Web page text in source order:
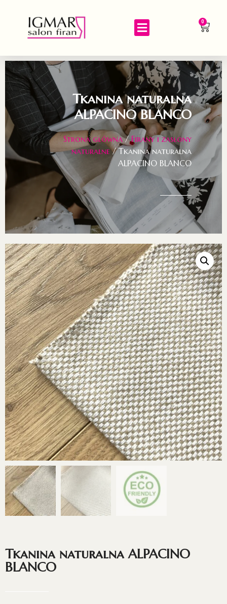
0
Tkanina naturalna
ALPACINO BLANCO
Strona główna/Firany i zasłony
naturalne/ Tkanina naturalna
ALPACINO BLANCO
Tkanina naturalna ALPACINO
BLANCO